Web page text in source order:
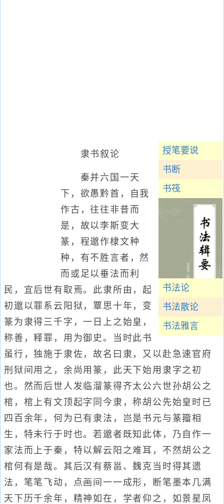
授笔要说
书断
书筏
书法论
书法散论
书法雅言
隶书叙论
秦并六国一天
下，欲愚黔首，自我
作古，往往非昔而
是，故以李斯变大
篆，程邈作棣文种
种，有不胜言者，然
而或足以垂法而利
民，宜后世有取焉。此隶所由，起
初邈以罪系云阳狱，覃思十年，变
篆为隶得三千字，一日上之始皇，
称善，释罪，用为御史。当时此书
虽行，独施于隶佐，故名曰隶，又以赴急速官府
刑狱间用之，余尚用篆，此天下始用隶字之初
也。然而后世人发临溜篆得齐太公六世孙胡公之
棺，棺上有文顶起字同今隶，称胡公先始皇时已
四百余年，何为已有隶法，岂是书元与篆籀相
生，特未行于时也。若邈者既知此体，乃自作一
家法而上于秦，特以解云阳之难耳，不然胡公之
棺何有是哉。其后汉有蔡邕、魏克当时得其遗
法，笔笔飞动，点画间一一成形，断笔墨本几满
天下历千余年，精神如在，学者仰之，如景星凤